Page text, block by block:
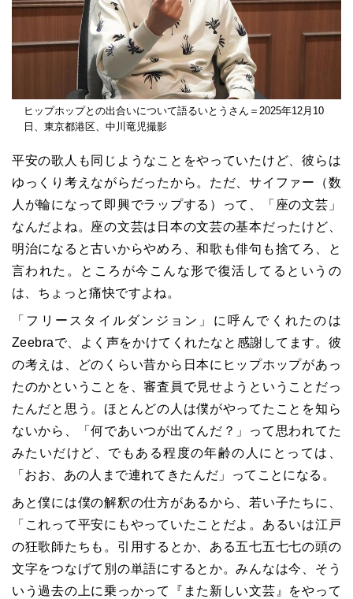
ヒップホップとの出合いについて語るいとうさん＝2025年12月10
日、東京都港区、中川竜児撮影
平安の歌人も同じようなことをやっていたけど、彼らは
ゆっくり考えながらだったから。ただ、サイファー（数
人が輪になって即興でラップする）って、「座の文芸」
なんだよね。座の文芸は日本の文芸の基本だったけど、
明治になると古いからやめろ、和歌も俳句も捨てろ、と
言われた。ところが今こんな形で復活してるというの
は、ちょっと痛快ですよね。
「フリースタイルダンジョン」に呼んでくれたのは
Zeebraで、よく声をかけてくれたなと感謝してます。彼
の考えは、どのくらい昔から日本にヒップホップがあっ
たのかということを、審査員で見せようということだっ
たんだと思う。ほとんどの人は僕がやってたことを知ら
ないから、「何であいつが出てんだ？」って思われてた
みたいだけど、でもある程度の年齢の人にとっては、
「おお、あの人まで連れてきたんだ」ってことになる。
あと僕には僕の解釈の仕方があるから、若い子たちに、
「これって平安にもやっていたことだよ。あるいは江戸
の狂歌師たちも。引用するとか、ある五七五七七の頭の
文字をつなげて別の単語にするとか。みんなは今、そう
いう過去の上に乗っかって『また新しい文芸』をやって